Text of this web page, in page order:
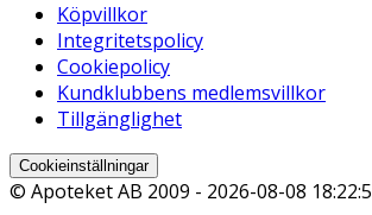
Köpvillkor
Integritetspolicy
Cookiepolicy
Kundklubbens medlemsvillkor
Tillgänglighet
Cookieinställningar
© Apoteket AB 2009 - 2026-08-08